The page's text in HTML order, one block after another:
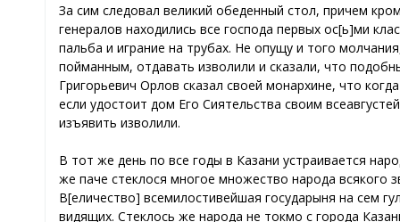
За сим следовал великий обеденный стол, причем
генералов находились все господа первых ос[ь]ми
пальба и играние на трубах. Не опущу и того
пойманным, отдавать изволили и сказали, что
Григорьевич Орлов сказал своей монархине, что
если удостоит дом Его Сиятельства своим
изъявить изволили.
В тот же день по все годы в Казани устраивается
же паче стеклося многое множество народа всякого
В[еличество] всемилостивейшая государыня на сем
видящих. Стеклось же народа не токмо с города